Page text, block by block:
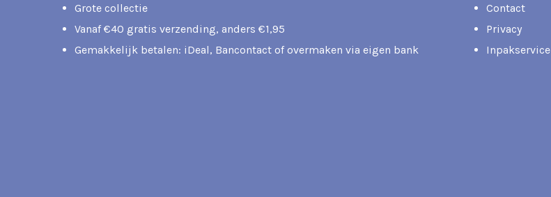
Grote collectie
Vanaf €40 gratis verzending, anders €1,95
Gemakkelijk betalen: iDeal, Bancontact of overmaken via eigen bank
Contact
Privacy
Inpakservice